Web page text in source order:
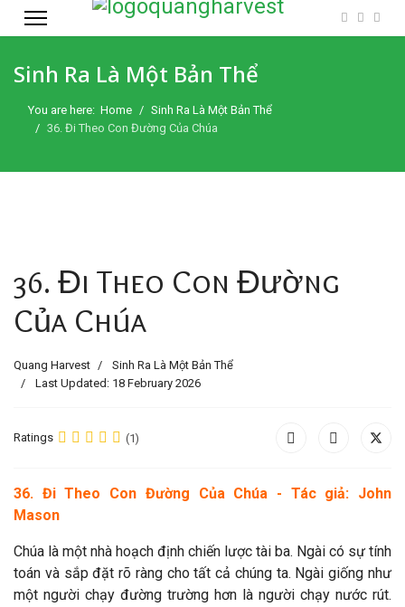
Sinh Ra Là Một Bản Thể
You are here: Home
Sinh Ra Là Một Bản Thể
36. Đi Theo Con Đường Của Chúa
36. Đi Theo Con Đường
Của Chúa
Quang Harvest
Sinh Ra Là Một Bản Thể
Last Updated: 18 February 2026
Ratings (1)
36. Đi Theo Con Đường Của Chúa - Tác giả: John
Mason
Chúa là một nhà hoạch định chiến lược tài ba. Ngài có sự tính
toán và sắp đặt rõ ràng cho tất cả chúng ta. Ngài giống như
một người chạy đường trường hơn là người chạy nước rút.